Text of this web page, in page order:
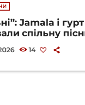
Jamala і
спільну
14